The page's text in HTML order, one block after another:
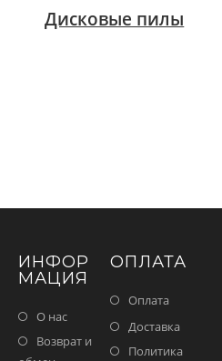
Дисковые пилы
ИНФОР
МАЦИЯ
О нас
Возврат и
ОПЛАТА
Оплата
Доставка
Политика